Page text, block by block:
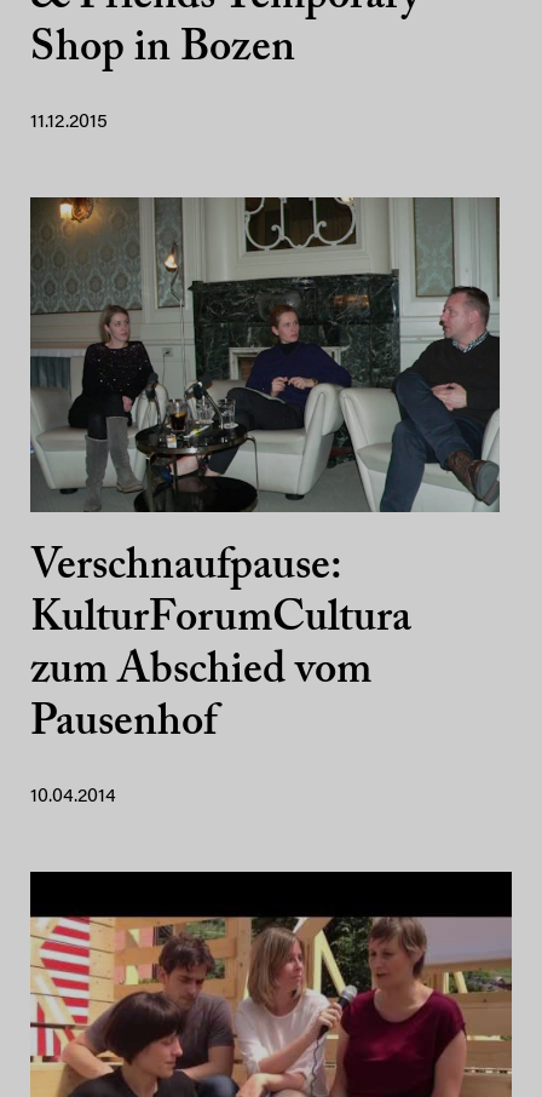
Shop in Bozen
11.12.2015
Verschnaufpause:
KulturForumCultura
zum Abschied vom
Pausenhof
10.04.2014